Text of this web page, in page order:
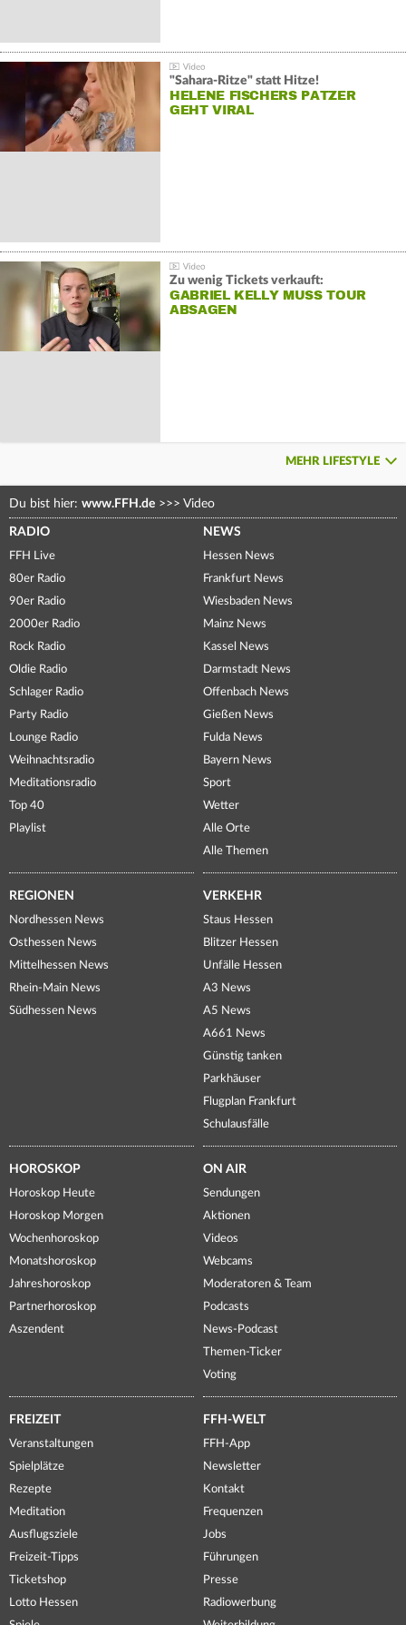
"Sahara-Ritze" statt Hitze!
HELENE FISCHERS PATZER
GEHT VIRAL
Zu wenig Tickets verkauft:
GABRIEL KELLY MUSS TOUR
ABSAGEN
MEHR LIFESTYLE
Du bist hier: www.FFH.de >>> Video
RADIO
FFH Live
80er Radio
90er Radio
2000er Radio
Rock Radio
Oldie Radio
Schlager Radio
Party Radio
Lounge Radio
Weihnachtsradio
Meditationsradio
Top 40
Playlist
NEWS
Hessen News
Frankfurt News
Wiesbaden News
Mainz News
Kassel News
Darmstadt News
Offenbach News
Gießen News
Fulda News
Bayern News
Sport
Wetter
Alle Orte
Alle Themen
REGIONEN
Nordhessen News
Osthessen News
Mittelhessen News
Rhein-Main News
Südhessen News
VERKEHR
Staus Hessen
Blitzer Hessen
Unfälle Hessen
A3 News
A5 News
A661 News
Günstig tanken
Parkhäuser
Flugplan Frankfurt
Schulausfälle
HOROSKOP
Horoskop Heute
Horoskop Morgen
Wochenhoroskop
Monatshoroskop
Jahreshoroskop
Partnerhoroskop
Aszendent
ON AIR
Sendungen
Aktionen
Videos
Webcams
Moderatoren & Team
Podcasts
News-Podcast
Themen-Ticker
Voting
FREIZEIT
Veranstaltungen
Spielplätze
Rezepte
Meditation
Ausflugsziele
Freizeit-Tipps
Ticketshop
Lotto Hessen
FFH-WELT
FFH-App
Newsletter
Kontakt
Frequenzen
Jobs
Führungen
Presse
Radiowerbung